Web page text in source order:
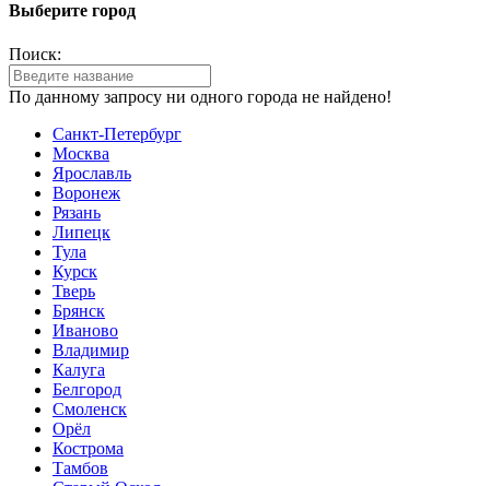
Выберите город
Поиск:
По данному запросу ни одного города не найдено!
Санкт-Петербург
Москва
Ярославль
Воронеж
Рязань
Липецк
Тула
Курск
Тверь
Брянск
Иваново
Владимир
Калуга
Белгород
Смоленск
Орёл
Кострома
Тамбов